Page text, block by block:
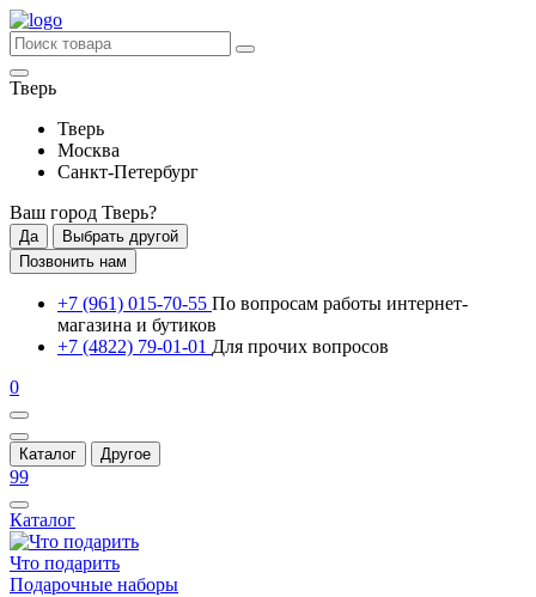
Тверь
Тверь
Москва
Санкт-Петербург
Ваш город Тверь?
Да
Выбрать другой
Позвонить нам
+7 (961) 015-70-55 По вопросам работы интернет-
магазина и бутиков
+7 (4822) 79-01-01 Для прочих вопросов
0
Каталог Другое
99
Каталог
Что подарить
Подарочные наборы